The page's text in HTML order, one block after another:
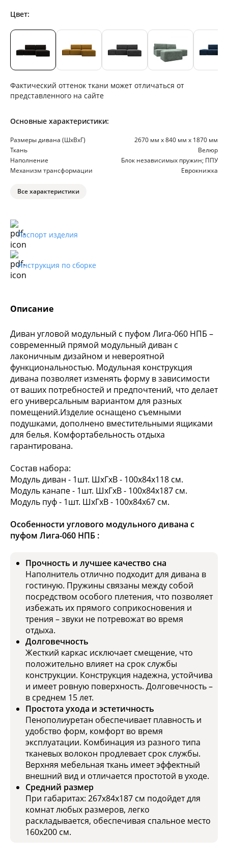
Описание
Диван угловой модульный с пуфом Лига-060 НПБ –
современный прямой модульный диван с
лаконичным дизайном и невероятной
функциональностью. Модульная конструкция
дивана позволяет изменять форму в зависимости
от ваших потребностей и предпочтений, что делает
его универсальным вариантом для разных
помещений.Изделие оснащено съемными
подушками, дополнено вместительными ящиками
для белья. Комфортабельность отдыха
гарантирована.
Состав набора:
Модуль диван - 1шт. ШхГхВ - 100х84х118 см.
Модуль канапе - 1шт. ШхГхВ - 100х84х187 см.
Модуль пуф - 1шт. ШхГхВ - 100х84х67 см.
Особенности углового модульного дивана с
пуфом Лига-060 НПБ :
Прочность и лучшее качество сна
Наполнитель отлично подходит для дивана в
гостиную. Пружины связаны между собой
посредством особого плетения, что позволяет
избежать их прямого соприкосновения и
трения – звуки не потревожат во время
отдыха.
Долговечность
Жесткий каркас исключает смещение, что
положительно влияет на срок службы
конструкции. Конструкция надежна, устойчива
и имеет ровную поверхность. Долговечность –
в среднем 15 лет.
Простота ухода и эстетичность
Пенополиуретан обеспечивает плавность и
удобство форм, комфорт во время
эксплуатации. Комбинация из разного типа
тканевых волокон продлевает срок службы.
Верхняя мебельная ткань имеет эффектный
внешний вид и отличается простотой в уходе.
Средний размер
При габаритах: 267x84x187 см подойдет для
комнат любых размеров, легко
раскладывается, обеспечивая спальное место
160x200 см.
Цвет:
Фактический оттенок ткани может отличаться от
представленного на сайте
Основные характеристики:
Размеры дивана (ШхВхГ)
2670 мм х 840 мм х 1870 мм
Ткань
Велюр
Наполнение
Блок независимых пружин; ППУ
Механизм трансформации
Еврокнижка
Все характеристики
Паспорт изделия
Инструкция по сборке